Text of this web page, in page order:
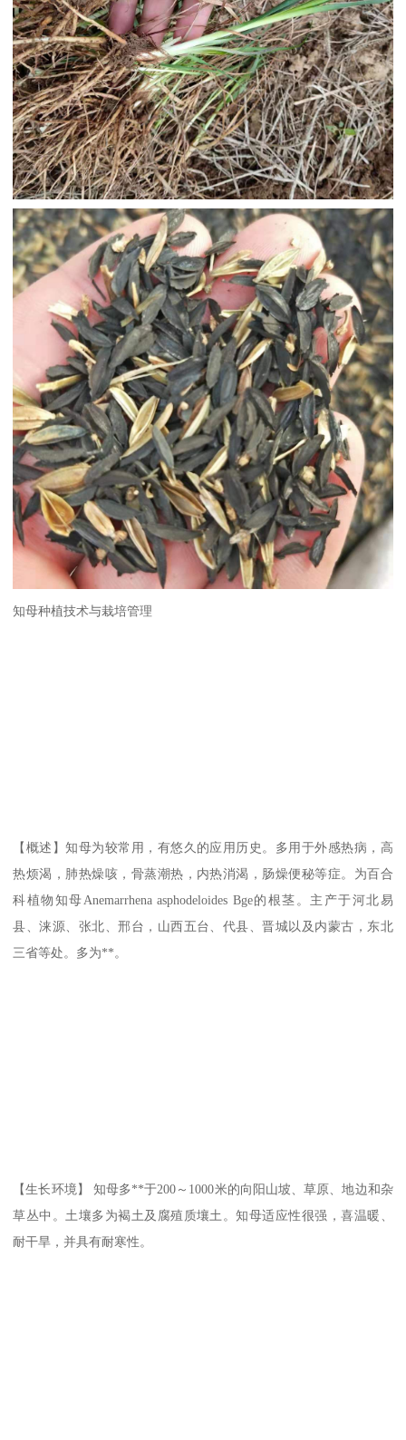
知母种植技术与栽培管理
【概述】知母为较常用，有悠久的应用历史。多用于外感热病，高
热烦渴，肺热燥咳，骨蒸潮热，内热消渴，肠燥便秘等症。为百合
科植物知母Anemarrhena asphodeloides Bge的根茎。主产于河北易
县、涞源、张北、邢台，山西五台、代县、晋城以及内蒙古，东北
三省等处。多为**。
【生长环境】 知母多**于200～1000米的向阳山坡、草原、地边和杂
草丛中。土壤多为褐土及腐殖质壤土。知母适应性很强，喜温暖、
耐干旱，并具有耐寒性。